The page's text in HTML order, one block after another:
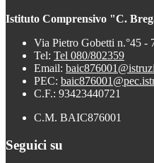
Istituto Comprensivo "C.
Via Pietro Gobetti n.°45
Tel: Tel 080/802359
Email:
PEC:
C.F.: 93423440721
C.M. BAIC876001
Seguici su